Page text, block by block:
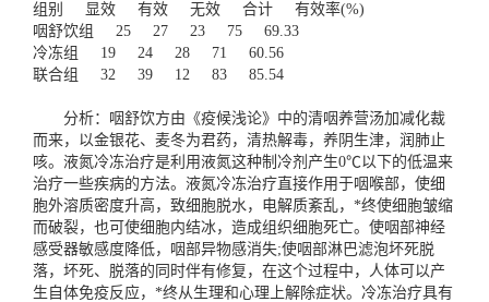
组别 显效 有效 无效 合计 有效率(%)
咽舒饮组 25 27 23 75 69.33
冷冻组 19 24 28 71 60.56
联合组 32 39 12 83 85.54
分析：咽舒饮方由《疫候浅论》中的清咽养营汤加减化裁
而来，以金银花、麦冬为君药，清热解毒，养阴生津，润肺止
咳。液氮冷冻治疗是利用液氮这种制冷剂产生0℃以下的低温来
治疗一些疾病的方法。液氮冷冻治疗直接作用于咽喉部，使细
胞外溶质密度升高，致细胞脱水，电解质紊乱，*终使细胞皱缩
而破裂，也可使细胞内结冰，造成组织细胞死亡。使咽部神经
感受器敏感度降低，咽部异物感消失;使咽部淋巴滤泡坏死脱
落，坏死、脱落的同时伴有修复，在这个过程中，人体可以产
生自体免疫反应，*终从生理和心理上解除症状。冷冻治疗具有